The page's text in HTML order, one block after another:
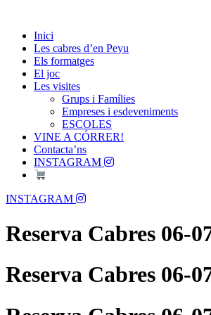
content
Les Cabres d'en Peyu
Inici
Les cabres d’en Peyu
Els formatges
El joc
Les visites
Grups i Famílies
Empreses i esdeveniments
ESCOLES
VINE A CÓRRER!
Contacta’ns
INSTAGRAM
Menu
INSTAGRAM
Reserva Cabres 06-
Reserva Cabres 06-